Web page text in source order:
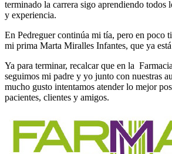
terminado la carrera sigo aprendiendo todos
y experiencia.
En Pedreguer continúa mi tía, pero en poco
mi prima Marta Miralles Infantes, que ya
Ya para terminar, recalcar que en la
seguimos mi padre y yo junto con nuestras
mucho gusto intentamos atender lo mejor
pacientes, clientes y amigos.
política de privacidad y aviso legal| By